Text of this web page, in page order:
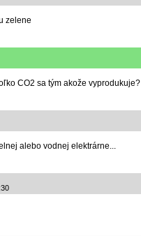
zelene
CO2 sa tým akože vyprodukuje?
alebo vodnej elektrárne...